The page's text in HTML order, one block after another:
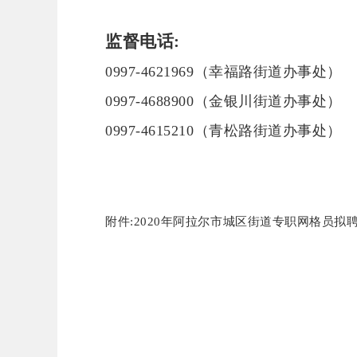
监督电话:
0997-4621969（幸福路街道办事处）
0997-4688900（金银川街道办事处）
0997-4615210（青松路街道办事处）
附件:2020年阿拉尔市城区街道专职网格员拟